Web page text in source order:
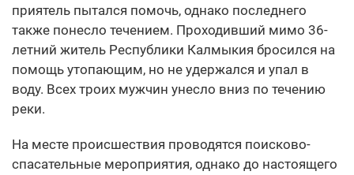
приятель пытался помочь, однако последнего
также понесло течением. Проходивший мимо 36-
летний житель Республики Калмыкия бросился на
помощь утопающим, но не удержался и упал в
воду. Всех троих мужчин унесло вниз по течению
реки.
На месте происшествия проводятся поисково-
спасательные мероприятия, однако до настоящего